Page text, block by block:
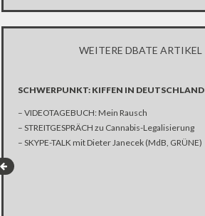
WEITERE DBATE ARTIKEL
SCHWERPUNKT: KIFFEN IN DEUTSCHLAND
– VIDEOTAGEBUCH: Mein Rausch
– STREITGESPRÄCH zu Cannabis-Legalisierung
– SKYPE-TALK mit Dieter Janecek (MdB, GRÜNE)